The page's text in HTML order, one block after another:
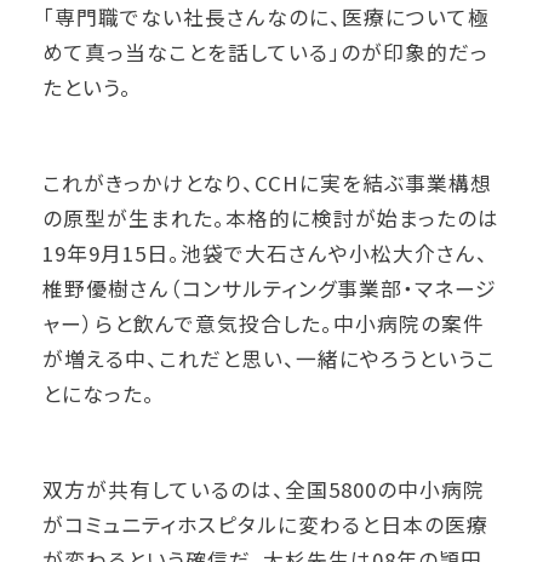
「専門職でない社長さんなのに、医療について極
めて真っ当なことを話している」のが印象的だっ
たという。
これがきっかけとなり、CCHに実を結ぶ事業構想
の原型が生まれた。本格的に検討が始まったのは
19年9月15日。池袋で大石さんや小松大介さん、
椎野優樹さん（コンサルティング事業部・マネージ
ャー）らと飲んで意気投合した。中小病院の案件
が増える中、これだと思い、一緒にやろうというこ
とになった。
双方が共有しているのは、全国5800の中小病院
がコミュニティホスピタルに変わると日本の医療